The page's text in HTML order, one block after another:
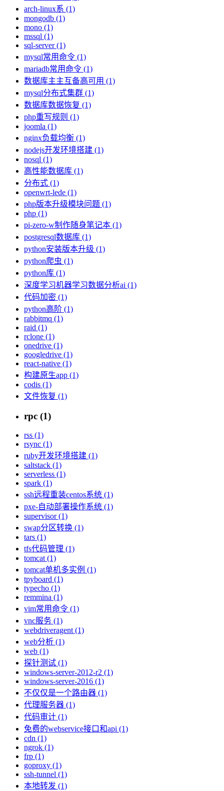
arch-linux系 (1)
mongodb (1)
mono (1)
mssql (1)
sql-server (1)
mysql常用命令 (1)
mariadb常用命令 (1)
数据库主主互备高可用 (1)
mysql分布式集群 (1)
数据库数据恢复 (1)
php重写规则 (1)
joomla (1)
nginx负载均衡 (1)
nodejs开发环境搭建 (1)
nosql (1)
高性能数据库 (1)
分布式 (1)
openwrt-lede (1)
php版本升级模块问题 (1)
php (1)
pi-zero-w制作随身笔记本 (1)
postgresql数据库 (1)
python安装版本升级 (1)
python爬虫 (1)
python库 (1)
深度学习机器学习数据分析ai (1)
代码加密 (1)
python高阶 (1)
rabbitmq (1)
raid (1)
rclone (1)
onedrive (1)
googledrive (1)
react-native (1)
构建原生app (1)
codis (1)
文件恢复 (1)
rpc (1)
rss (1)
rsync (1)
ruby开发环境搭建 (1)
saltstack (1)
serverless (1)
spark (1)
ssh远程重装centos系统 (1)
pxe-自动部署操作系统 (1)
supervisor (1)
swap分区转换 (1)
tars (1)
tfs代码管理 (1)
tomcat (1)
tomcat单机多实例 (1)
tpyboard (1)
typecho (1)
remmina (1)
vim常用命令 (1)
vnc服务 (1)
webdriveragent (1)
web分析 (1)
web (1)
探针测试 (1)
windows-server-2012-r2 (1)
windows-server-2016 (1)
不仅仅是一个路由器 (1)
代理服务器 (1)
代码审计 (1)
免费的webservice接口和api (1)
cdn (1)
ngrok (1)
frp (1)
goproxy (1)
ssh-tunnel (1)
本地转发 (1)